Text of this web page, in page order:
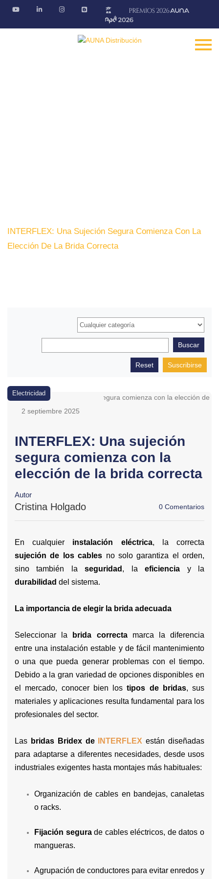
INTERFLEX: Una Sujeción Segura Comienza Con La
Elección De La Brida Correcta
Suscribirse
Electricidad
2 septiembre 2025
INTERFLEX: Una sujeción
segura comienza con la
elección de la brida correcta
Autor
Cristina Holgado 0 Comentarios
En cualquier instalación eléctrica, la correcta
sujeción de los cables no solo garantiza el orden,
sino también laseguridad , laeficiencia y la
durabilidad del sistema.
La importancia de elegir la brida adecuada
Seleccionar la brida correctamarca la diferencia
entre una instalación estable y de fácil mantenimiento
o una que pueda generar problemas con el tiempo.
Debido a la gran variedad de opciones disponibles en
el mercado, conocer bien lostipos de bridas, sus
materiales y aplicaciones resulta fundamental para los
profesionales del sector.
Las bridas Bridex de INTERFLEX están diseñadas
para adaptarse a diferentes necesidades, desde usos
industriales exigentes hasta montajes más habituales:
Organización de cables en bandejas, canaletas
o racks.
Fijación segurade cables eléctricos, de datos o
mangueras.
Agrupación de conductores para evitar enredos y